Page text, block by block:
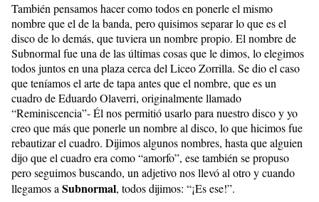
También pensamos hacer como todos en ponerle el mismo
nombre que el de la banda, pero quisimos separar lo que es el
disco de lo demás, que tuviera un nombre propio. El nombre de
Subnormal fue una de las últimas cosas que le dimos, lo elegimos
todos juntos en una plaza cerca del Liceo Zorrilla. Se dio el caso
que teníamos el arte de tapa antes que el nombre, que es un
cuadro de Eduardo Olaverri, originalmente llamado
“Reminiscencia”- Él nos permitió usarlo para nuestro disco y yo
creo que más que ponerle un nombre al disco, lo que hicimos fue
rebautizar el cuadro. Dijimos algunos nombres, hasta que alguien
dijo que el cuadro era como “amorfo”, ese también se propuso
pero seguimos buscando, un adjetivo nos llevó al otro y cuando
llegamos aSubnormal, todos dijimos: “¡Es ese!”.